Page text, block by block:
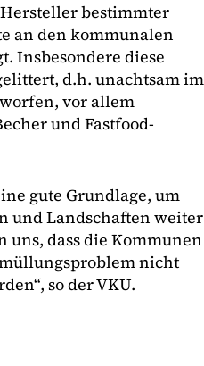
bestimmter
an den kommunalen
Insbesondere diese
d.h. unachtsam im
vor allem
und Fastfood-
gute Grundlage, um
und Landschaften weiter
uns, dass die Kommunen
nicht
so der VKU.